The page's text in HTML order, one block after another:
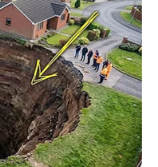
(2008)
(2008)
Sunny (2008)
Sunny, Tiffany – OST
Son(2007)